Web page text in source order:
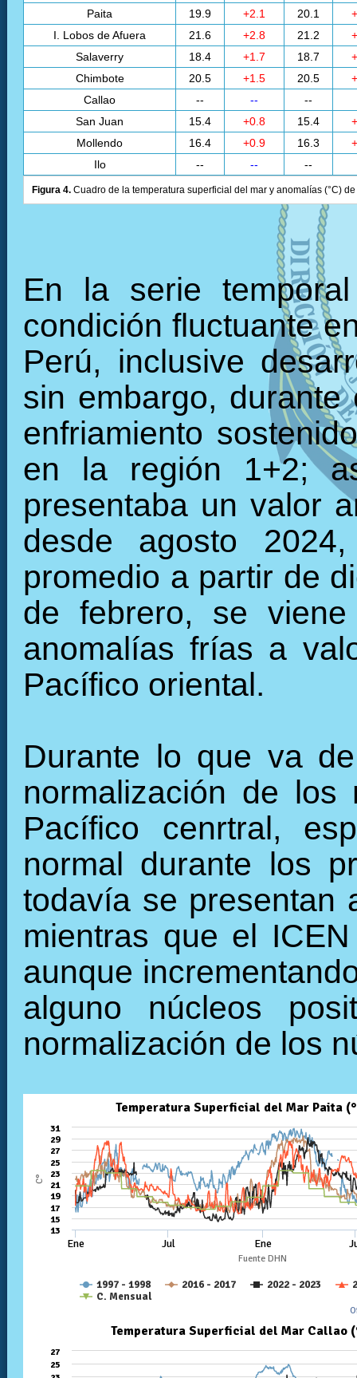
Paita 19.9 +2.1 20.1
I. Lobos de Afuera
21.6 +2.8 21.2
Salaverry
18.4 +1.7 18.7
Chimbote
20.5 +1.5 20.5
Callao
-- --
--
San Juan
15.4 +0.8 15.4
Mollendo
16.4 +0.9 16.3
Ilo
-- -- --
Figura 4. Cuadro de la temperatura superficial del mar y anomalías (°C)
En la serie
condición fluctuante
Perú, inclusive
sin embargo,
enfriamiento
en la región 1+2;
presentaba un valor
desde agosto
promedio a partir de
de febrero, se
anomalías frías a
Pacífico oriental.
Durante lo que va
normalización de
Pacífico cenrtral,
normal durante los
todavía se presentan
mientras que el
aunque
alguno núcleos
normalización de los